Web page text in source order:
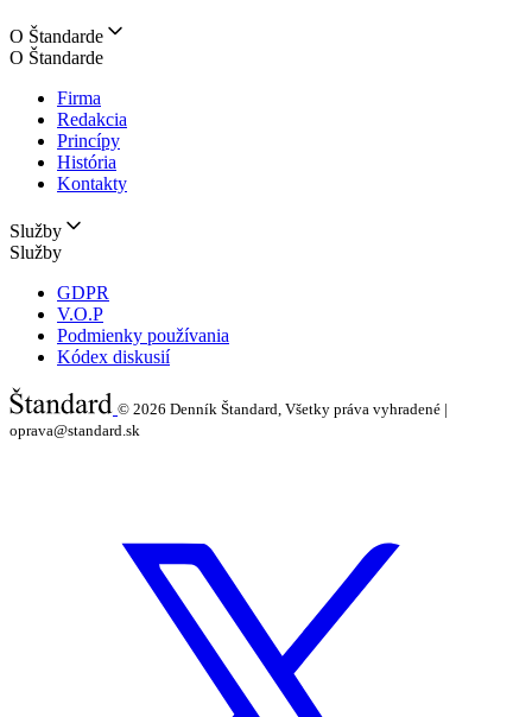
O Štandarde
O Štandarde
Firma
Redakcia
Princípy
História
Kontakty
Služby
Služby
GDPR
V.O.P
Podmienky používania
Kódex diskusií
© 2026 Denník Štandard, Všetky práva vyhradené |
oprava@standard.sk